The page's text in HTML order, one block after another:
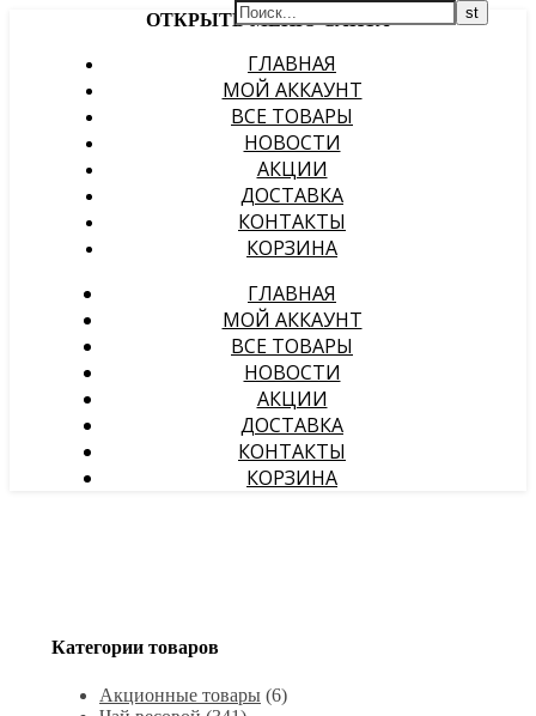
ОТКРЫТЬ МЕНЮ САЙТА
ГЛАВНАЯ
МОЙ АККАУНТ
ВСЕ ТОВАРЫ
НОВОСТИ
АКЦИИ
ДОСТАВКА
КОНТАКТЫ
КОРЗИНА
ГЛАВНАЯ
МОЙ АККАУНТ
ВСЕ ТОВАРЫ
НОВОСТИ
АКЦИИ
ДОСТАВКА
КОНТАКТЫ
КОРЗИНА
Категории товаров
Акционные товары (6)